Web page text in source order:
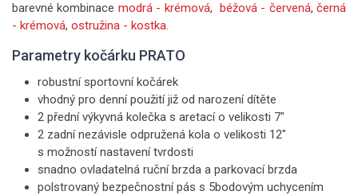
barevné kombinace modrá - krémová, béžová - červená,černá
- krémová, ostružina - kostka.
Parametry kočárku PRATO
robustní sportovní kočárek
vhodný pro denní použití již od narození dítěte
2 přední výkyvná kolečka s aretací o velikosti 7"
2 zadní nezávisle odpružená kola o velikosti 12"
s možností nastavení tvrdosti
snadno ovladatelná ruční brzda a parkovací brzda
polstrovaný bezpečnostní pás s 5bodovým uchycením